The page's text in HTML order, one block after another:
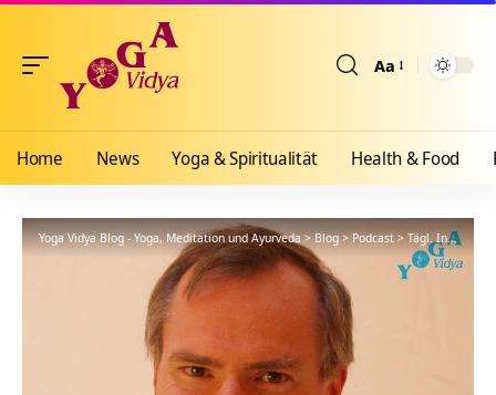
Aa
Home News Yoga & Spiritualität Health & Food
Yoga Vidya Blog - Yoga, Meditation und Ayurveda>Blog>Podcast>Tägl. Inspiration